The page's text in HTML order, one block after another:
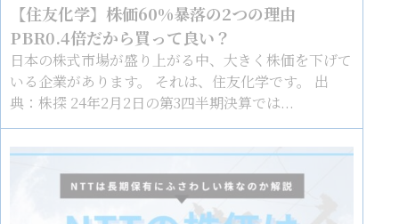
【住友化学】株価60%暴落の2つの理由
PBR0.4倍だから買って良い？
日本の株式市場が盛り上がる中、大きく株価を下げて
いる企業があります。 それは、住友化学です。 出
典：株探 24年2月2日の第3四半期決算では...